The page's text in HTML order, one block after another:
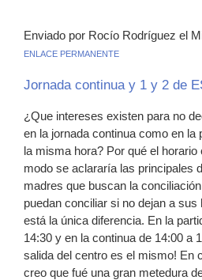
Enviado por Rocío Rodríguez el
ENLACE PERMANENTE
Jornada continua y 1 y 2 de
¿Que intereses existen para no
en la jornada continua como en la
la misma hora? Por qué el
modo se aclararía las principales
madres que buscan la
puedan conciliar si no dejan a
está la única diferencia. En la
14:30 y en la continua de 14:00 a
salida del centro es el mismo! En
creo que fué una gran metedura